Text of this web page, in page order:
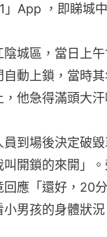
App ，即睇城
城區，當日上
動上鎖，當時
他急得滿頭大汗
員到場後決定破
叫開鎖的來開」
回應「還好，20
男孩的身體狀